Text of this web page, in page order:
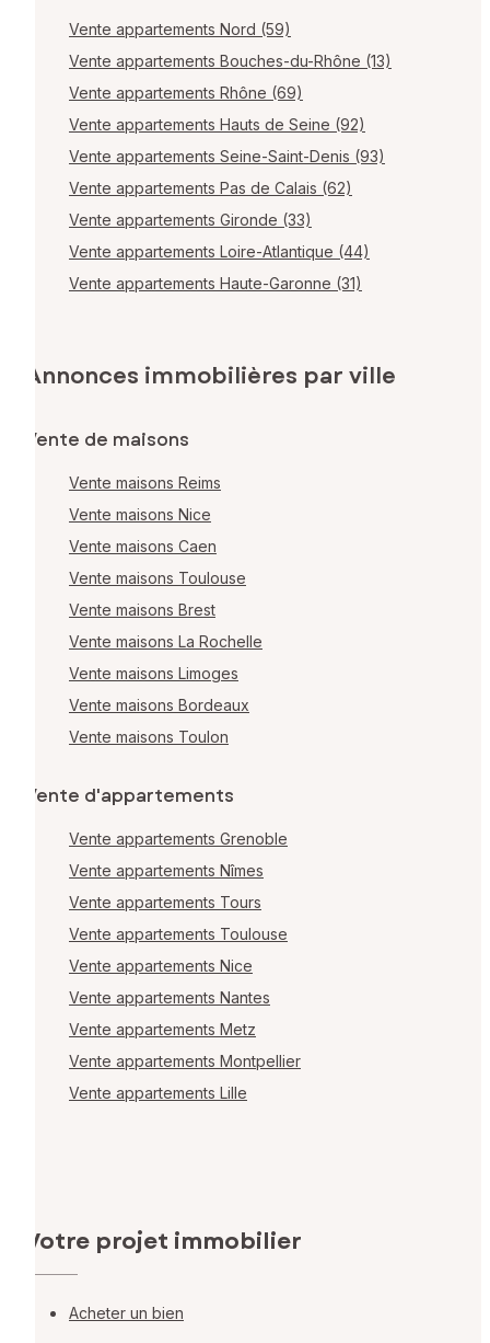
Vente appartements Nord (59)
Vente appartements Bouches-du-Rhône (13)
Vente appartements Rhône (69)
Vente appartements Hauts de Seine (92)
Vente appartements Seine-Saint-Denis (93)
Vente appartements Pas de Calais (62)
Vente appartements Gironde (33)
Vente appartements Loire-Atlantique (44)
Vente appartements Haute-Garonne (31)
Annonces immobilières par ville
Vente de maisons
Vente maisons Reims
Vente maisons Nice
Vente maisons Caen
Vente maisons Toulouse
Vente maisons Brest
Vente maisons La Rochelle
Vente maisons Limoges
Vente maisons Bordeaux
Vente maisons Toulon
Vente d'appartements
Vente appartements Grenoble
Vente appartements Nîmes
Vente appartements Tours
Vente appartements Toulouse
Vente appartements Nice
Vente appartements Nantes
Vente appartements Metz
Vente appartements Montpellier
Vente appartements Lille
Votre projet immobilier
Acheter un bien